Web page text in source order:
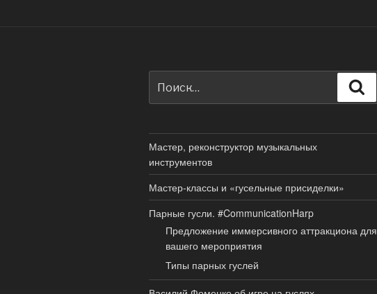
Мастер, реконструктор музыкальных
инструментов
Мастер-классы и «гусельные присиделки»
Парные гусли. #CommunicationHarp
Предложение иммерсивного аттракциона для
вашего мероприятия
Типы парных гуслей